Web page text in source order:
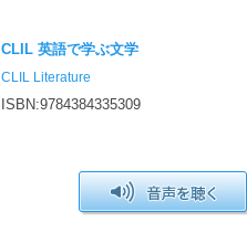
CLIL 英語で学ぶ文学
CLIL Literature
ISBN:9784384335309